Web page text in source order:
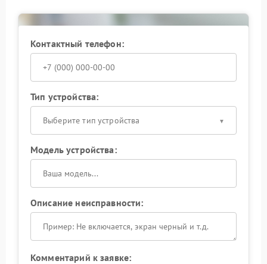
Контактный телефон:
Тип устройства:
Выберите тип устройства
Модель устройства:
Описание неисправности:
Комментарий к заявке: